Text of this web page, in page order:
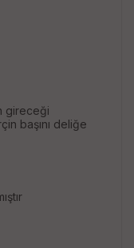
gireceği
başını deliğe